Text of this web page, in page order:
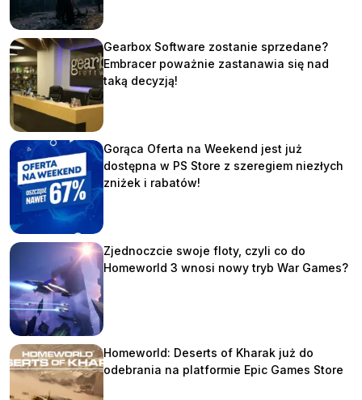
Gearbox Software zostanie sprzedane?
Embracer poważnie zastanawia się nad
taką decyzją!
Gorąca Oferta na Weekend jest już
dostępna w PS Store z szeregiem niezłych
zniżek i rabatów!
Zjednoczcie swoje floty, czyli co do
Homeworld 3 wnosi nowy tryb War Games?
Homeworld: Deserts of Kharak już do
odebrania na platformie Epic Games Store